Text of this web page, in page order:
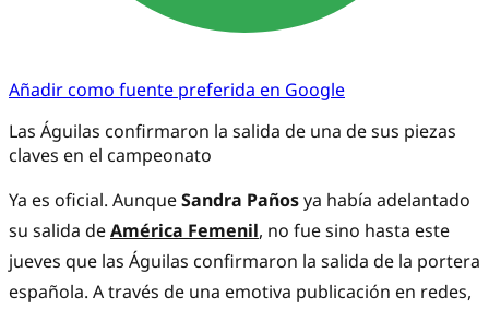
Añadir como fuente preferida en Google
Las Águilas confirmaron la salida de una de sus piezas
claves en el campeonato
Ya es oficial. AunqueSandra Pañosya había adelantado
su salida deAmérica Femenil, no fue sino hasta este
jueves que las Águilas confirmaron la salida de la portera
española. A través de una emotiva publicación en redes,